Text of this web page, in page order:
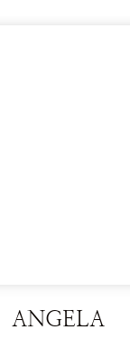
ANGELA